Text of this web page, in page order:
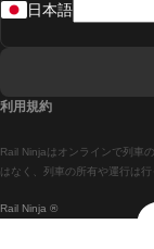
マ
マ
Rail Ninja ®
Rail Ninjaはオンラインで列車
はなく、列車の所有や運行は行
日本語
利用規約